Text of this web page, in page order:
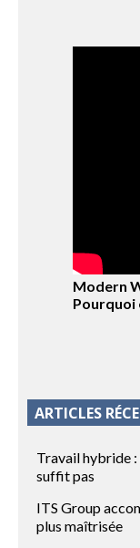
Modern
Pourquoi
ARTICLES
Travail hybride :
suffit pas
ITS Group
plus maîtrisée